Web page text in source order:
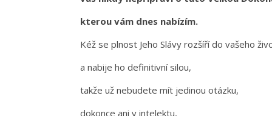
kterou vám dnes nabízím.
Kéž se plnost Jeho Slávy rozšíří do vašeho
a nabije ho definitivní silou,
takže už nebudete mít jedinou otázku,
dokonce ani v intelektu,